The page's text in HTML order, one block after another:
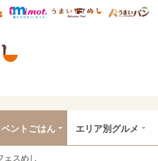
ウレぴあ総研 ディズニー特集
mimot. うまいめし
ベントごはん エリア別グルメ
ェスめし